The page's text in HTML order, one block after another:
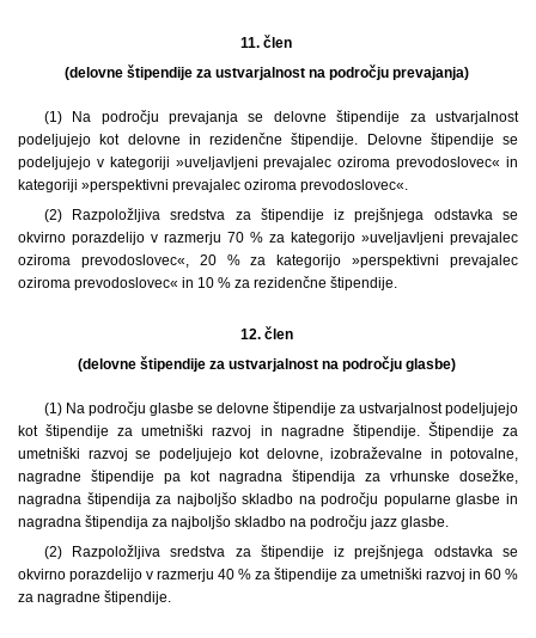
11. člen
(delovne štipendije za ustvarjalnost na področju prevajanja)
(1)
Na področju prevajanja se delovne štipendije za ustvarjalnost
podeljujejo kot delovne in rezidenčne štipendije. Delovne štipendije se
podeljujejo v kategoriji »uveljavljeni prevajalec oziroma prevodoslovec« in
kategoriji »perspektivni prevajalec oziroma prevodoslovec«.
(2) Razpoložljiva sredstva za štipendije iz prejšnjega odstavka se
okvirno porazdelijo v razmerju 70 % za kategorijo »uveljavljeni prevajalec
oziroma prevodoslovec«, 20 % za kategorijo »perspektivni prevajalec
oziroma prevodoslovec« in 10 % za rezidenčne štipendije.
12. člen
(delovne štipendije za ustvarjalnost na področju glasbe)
(1) Na področju glasbe se delovne štipendije za ustvarjalnost podeljujejo
kot štipendije za umetniški razvoj in nagradne štipendije. Štipendije za
umetniški razvoj se podeljujejo kot delovne, izobraževalne in potovalne,
nagradne štipendije pa kot nagradna štipendija za vrhunske dosežke,
nagradna štipendija za najboljšo skladbo na področju popularne glasbe in
nagradna štipendija za najboljšo skladbo na področju jazz glasbe.
(2) Razpoložljiva sredstva za štipendije iz prejšnjega odstavka se
okvirno porazdelijo v razmerju 40 % za štipendije za umetniški razvoj in 60 %
za nagradne štipendije.